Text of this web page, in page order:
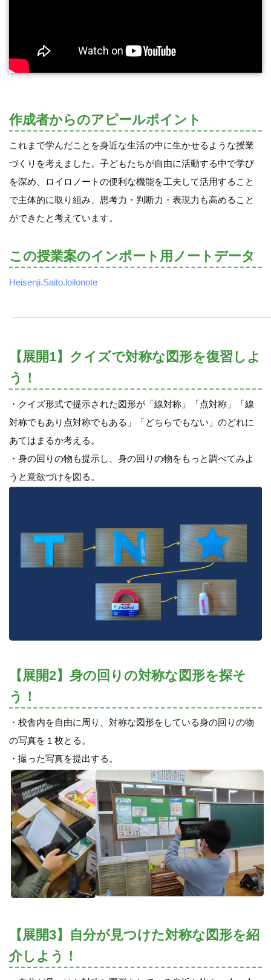
作成者からのアピールポイント
これまで学んだことを身近な生活の中に生かせるような授業
づくりを考えました。子どもたちが自由に活動する中で学び
を深め、ロイロノートの便利な機能を工夫して活用すること
で主体的に取り組み、思考力・判断力・表現力も高めること
ができたと考えています。
この授業案のインポート用ノートデータ
Heisenji.Saito.loilonote
【展開1】クイズで対称な図形を復習しよ
う！
・クイズ形式で提示された図形が「線対称」「点対称」「線
対称でもあり点対称でもある」「どちらでもない」のどれに
あてはまるか考える。
・身の回りの物も提示し、身の回りの物をもっと調べてみよ
うと意欲づけを図る。
【展開2】身の回りの対称な図形を探そ
う！
・校舎内を自由に周り、対称な図形をしている身の回りの物
の写真を１枚とる。
・撮った写真を提出する。
【展開3】自分が見つけた対称な図形を紹
介しよう！